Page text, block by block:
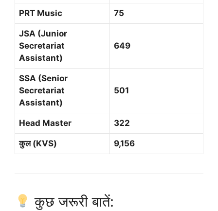
PRT Music 75
JSA (Junior
Secretariat
Assistant)
649
SSA (Senior
Secretariat
Assistant)
501
Head Master 322
कुल (KVS) 9,156
कुछ जरूरी बातें: